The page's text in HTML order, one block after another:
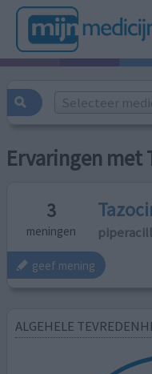
Selecteer
Ervaringen met
3
meningen
geef mening
ALGEHELE